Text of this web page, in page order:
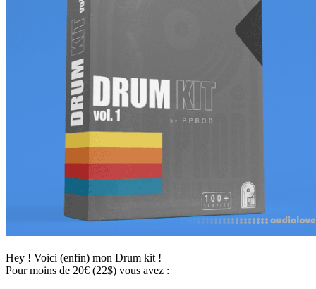
Hey ! Voici (enfin) mon Drum kit !
Pour moins de 20€ (22$) vous avez :